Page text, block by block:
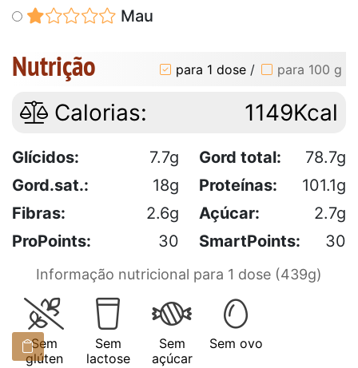
Mau
Nutrição para 1 dose / para 100 g
Calorias: 1149Kcal
Glícidos: 7.7g Gord total:
78.7g
Gord.sat.:
18g Proteínas:
101.1g
Fibras:
2.6g Açúcar:
2.7g
ProPoints:
30 SmartPoints: 30
Informação nutricional para 1 dose (439g)
Sem
glúten
Sem
lactose
Sem
açúcar
Sem ovo